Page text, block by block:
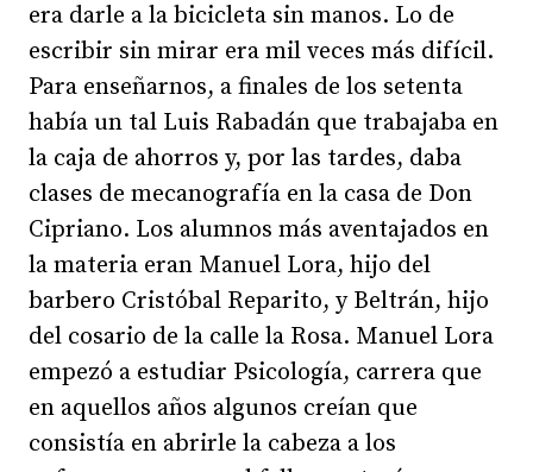
era darle a la bicicleta sin manos. Lo de
escribir sin mirar era mil veces más difícil.
Para enseñarnos, a finales de los setenta
había un tal Luis Rabadán que trabajaba en
la caja de ahorros y, por las tardes, daba
clases de mecanografía en la casa de Don
Cipriano. Los alumnos más aventajados en
la materia eran Manuel Lora, hijo del
barbero Cristóbal Reparito, y Beltrán, hijo
del cosario de la calle la Rosa. Manuel Lora
empezó a estudiar Psicología, carrera que
en aquellos años algunos creían que
consistía en abrirle la cabeza a los